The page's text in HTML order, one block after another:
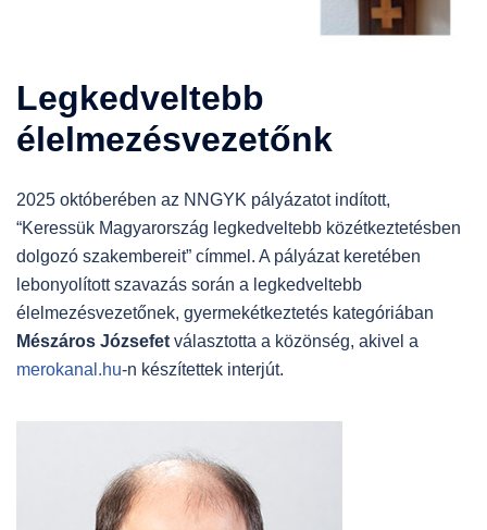
Legkedveltebb
élelmezésvezetőnk
2025 októberében az NNGYK pályázatot indított,
“Keressük Magyarország legkedveltebb közétkeztetésben
dolgozó szakembereit” címmel. A pályázat keretében
lebonyolított szavazás során a legkedveltebb
élelmezésvezetőnek, gyermekétkeztetés kategóriában
Mészáros Józsefet választotta a közönség, akivel a
merokanal.hu-n készítettek interjút.